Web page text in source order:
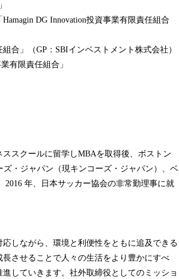
DG Innovation投資事業有限責任組合
合」（GP：SBIインベストメント株式会社）
有限責任組合」
スクールに留学しMBAを取得後、ボストン
・ジャパン（現キンコーズ・ジャパン）、ベ
年、日本サッカー協会の非常勤理事に就
しながら、環境と利便性をともに追及できる
させることで人々の生活をより豊かにすべ
していきます。社外取締役としてのミッショ